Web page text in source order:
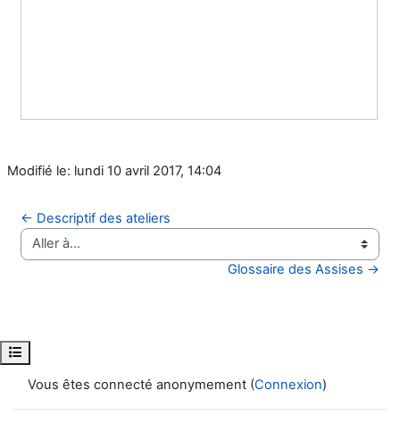
Ouvrir l’index du cours
Modifié le: lundi 10 avril 2017, 14:04
← Descriptif des ateliers
Glossaire des Assises →
Vous êtes connecté anonymement (Connexion)